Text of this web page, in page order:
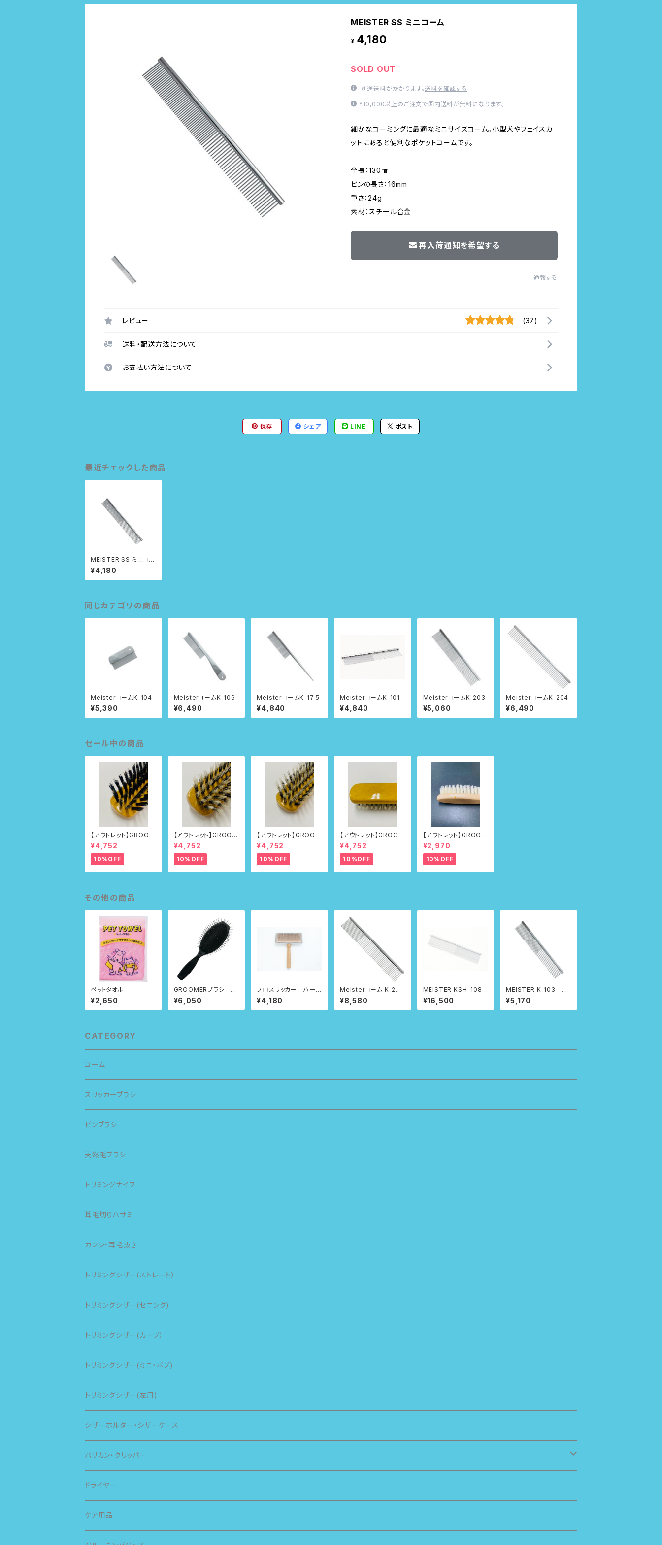
MEISTER SS ミニコーム
¥ 4,180
SOLD OUT
別途送料がかかります。送料を確認する
¥10,000以上のご注文で国内送料が無料になります。
細かなコーミングに最適なミニサイズコーム。小型犬やフェイスカ
ットにあると便利なポケットコームです。
全長：130㎜
ピンの長さ：16mm
重さ：24g
素材：スチール合金
再入荷通知を希望する
通報する
レビュー (37)
送料・配送方法について
お支払い方法について
保存 シェア LINE ポスト
最近チェックした商品
MEISTER SS ミニコー
ム
¥4,180
同じカテゴリの商品
MeisterコームK-104
¥5,390
MeisterコームK-106
¥6,490
MeisterコームK-1７５
¥4,840
MeisterコームK-101
¥4,840
MeisterコームK-203
¥5,060
MeisterコームK-204
¥6,490
セール中の商品
【アウトレット】GROOM
ERブラシNo.215
¥4,752
10%OFF
【アウトレット】GROOM
ERブラシNo.218
¥4,752
10%OFF
【アウトレット】GROOM
ERブラシNo.218
¥4,752
10%OFF
【アウトレット】GROOM
ERブラシNo.218
¥4,752
10%OFF
【アウトレット】GROOM
ERブラシ No.100Fir
st
¥2,970
10%OFF
その他の商品
ペットタオル
¥2,650
GROOMERブラシ N
o.486
¥6,050
プロスリッカー ハード
115
¥4,180
Meisterコーム K-204
LP
¥8,580
MEISTER KSH-108L
Pカット専用コーム
¥16,500
MEISTER K-103 オ
ールマイティーコーム
¥5,170
CATEGORY
コーム
スリッカーブラシ
ピンブラシ
天然毛ブラシ
トリミングナイフ
耳毛切りハサミ
カンシ・耳毛抜き
トリミングシザー(ストレート）
トリミングシザー(セニング)
トリミングシザー(カーブ）
トリミングシザー(ミニ・ボブ)
トリミングシザー(左用)
シザーホルダー・シザーケース
バリカン・クリッパー
スピー
スライヴ
ドライヤー
ケア用品